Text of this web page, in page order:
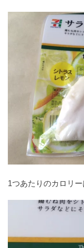
1つあたりのカロリ